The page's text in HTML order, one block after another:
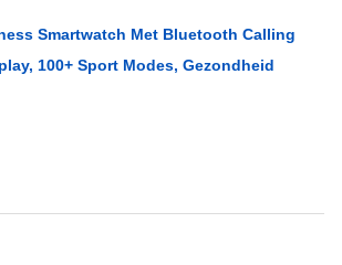
Smartwatch Met Bluetooth Calling
100+ Sport Modes, Gezondheid